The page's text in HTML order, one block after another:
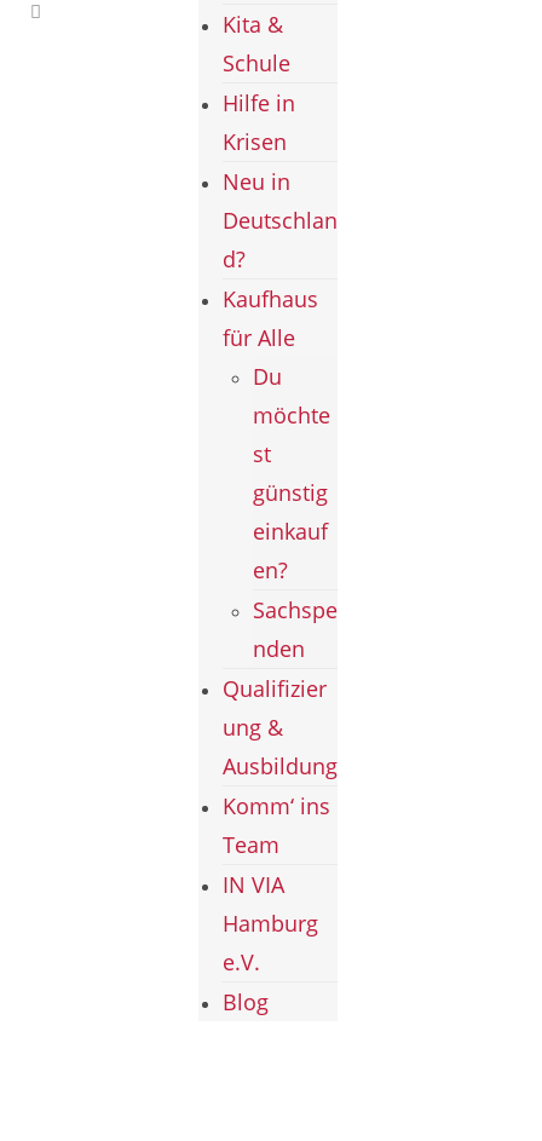
Kita &
Schule
Hilfe in
Krisen
Neu in
Deutschlan
d?
Kaufhaus
für Alle
Du
möchte
st
günstig
einkauf
en?
Sachspe
nden
Qualifizier
ung &
Ausbildung
Komm‘ ins
Team
IN VIA
Hamburg
e.V.
Blog